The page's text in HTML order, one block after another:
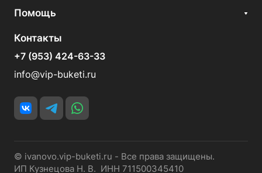
Помощь
Контакты
+7 (953) 424-63-33
info@vip-buketi.ru
© ivanovo.vip-buketi.ru - Все права защищены.
ИП Кузнецова Н. В. ИНН 711500345410